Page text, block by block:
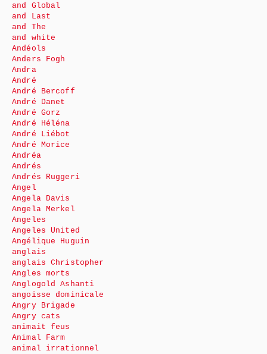
and Global
and Last
and The
and white
Andéols
Anders Fogh
Andra
André
André Bercoff
André Danet
André Gorz
André Héléna
André Liébot
André Morice
Andréa
Andrés
Andrés Ruggeri
Angel
Angela Davis
Angela Merkel
Angeles
Angeles United
Angélique Huguin
anglais
anglais Christopher
Angles morts
Anglogold Ashanti
angoisse dominicale
Angry Brigade
Angry cats
animait feus
Animal Farm
animal irrationnel